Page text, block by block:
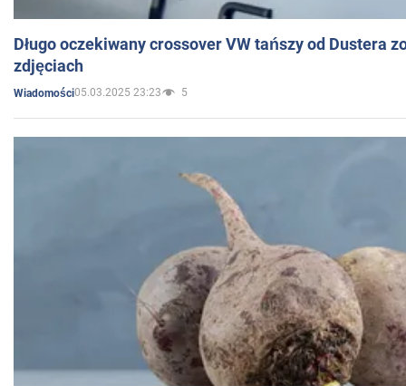
Długo oczekiwany crossover VW tańszy od Dustera
zdjęciach
Wiadomości05.03.2025 23:23 5